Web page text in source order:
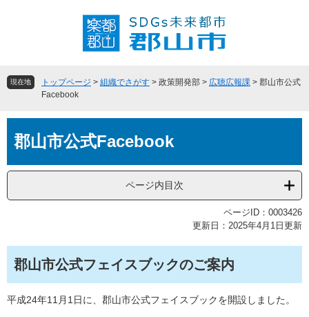
頭
飛
へ
現在地 トップページ > 組織でさがす > 政策開発部 > 広聴広報課 > 郡山市公式
Facebook
文郡山市公式Facebook
ページ内目次
ページID：0003426
更新日：2025年4月1日更新
郡山市公式フェイスブックのご案内
平成24年11月1日に、郡山市公式フェイスブックを開設しました。